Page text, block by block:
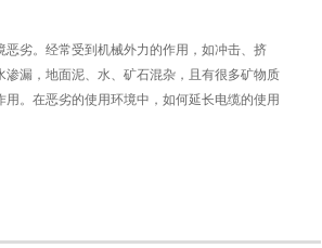
恶劣。经常受到机械外力的作用，如冲击、挤
渗漏，地面泥、水、矿石混杂，且有很多矿物质
。在恶劣的使用环境中，如何延长电缆的使用